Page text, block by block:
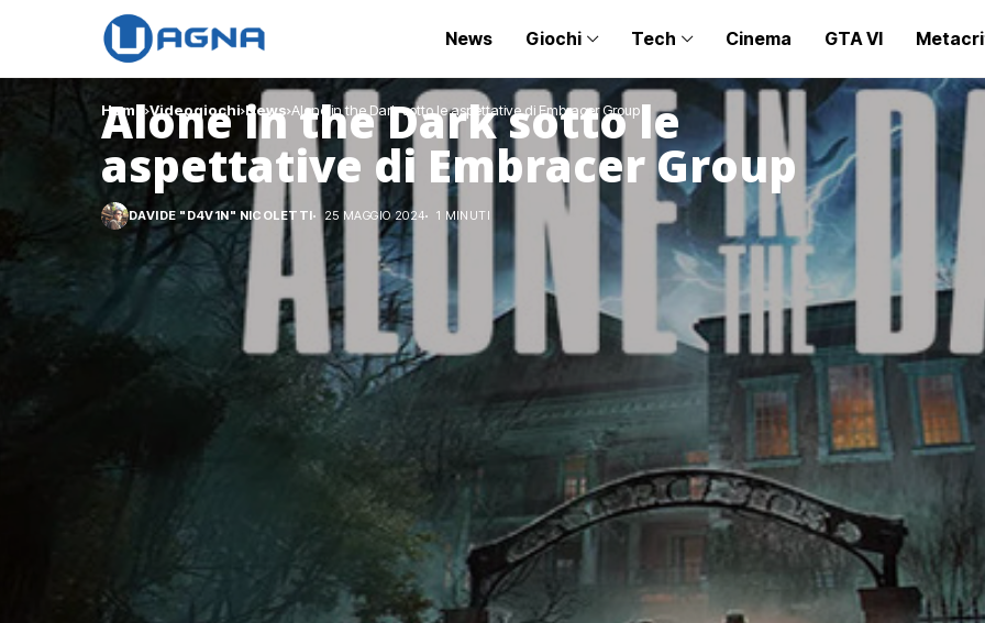
News Giochi Tech Cinema GTA VI
Home Videogiochi News Alone in the Dark sotto le aspettative di Embracer Group
Alone in the Dark sotto le
aspettative di Embracer Group
DAVIDE "D4V1N" NICOLETTI 25 MAGGIO 2024 1 MINUTI